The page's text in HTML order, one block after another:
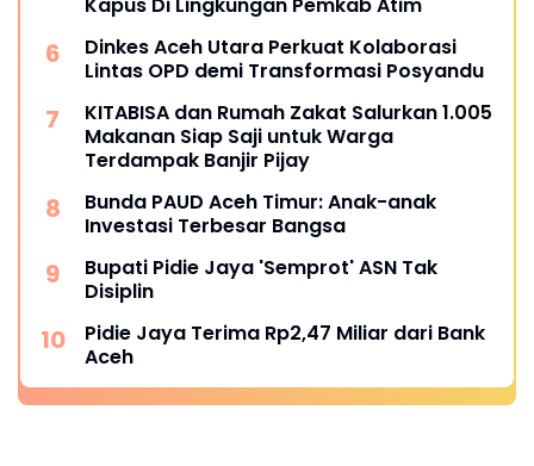
Dinkes Aceh Utara Perkuat Kolaborasi
Lintas OPD demi Transformasi Posyandu
KITABISA dan Rumah Zakat Salurkan 1.005
Makanan Siap Saji untuk Warga
Terdampak Banjir Pijay
Bunda PAUD Aceh Timur: Anak-anak
Investasi Terbesar Bangsa
Bupati Pidie Jaya 'Semprot' ASN Tak
Disiplin
Pidie Jaya Terima Rp2,47 Miliar dari Bank
Aceh